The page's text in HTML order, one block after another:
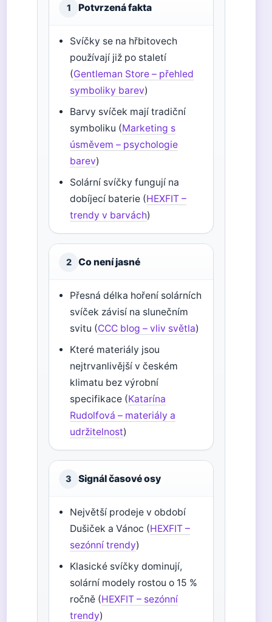
1 Potvrzená fakta
Svíčky se na hřbitovech
používají již po staletí
(Gentleman Store – přehled
symboliky barev)
Barvy svíček mají tradiční
symboliku (Marketing s
úsměvem – psychologie
barev)
Solární svíčky fungují na
dobíjecí baterie (HEXFIT –
trendy v barvách)
2 Co není jasné
Přesná délka hoření solárních
svíček závisí na slunečním
svitu (CCC blog – vliv světla)
Které materiály jsou
nejtrvanlivější v českém
klimatu bez výrobní
specifikace (Katarína
Rudolfová – materiály a
udržitelnost)
3 Signál časové osy
Největší prodeje v období
Dušiček a Vánoc (HEXFIT –
sezónní trendy)
Klasické svíčky dominují,
solární modely rostou o 15 %
ročně (HEXFIT – sezónní
trendy)